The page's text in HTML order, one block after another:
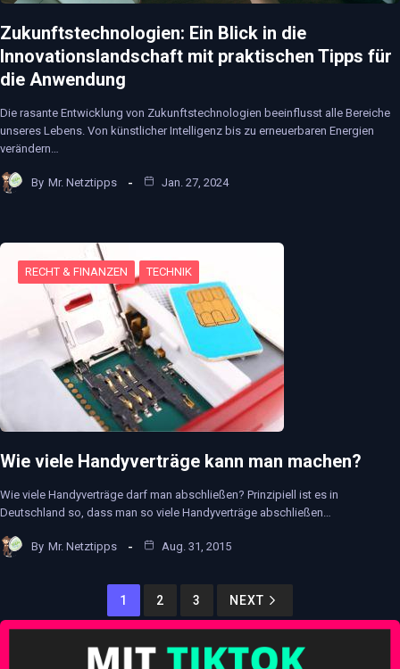
Zukunftstechnologien: Ein Blick in die
Innovationslandschaft mit praktischen Tipps für
die Anwendung
Die rasante Entwicklung von Zukunftstechnologien beeinflusst alle Bereiche
unseres Lebens. Von künstlicher Intelligenz bis zu erneuerbaren Energien
verändern…
By Mr. Netztipps Jan. 27, 2024
RECHT & FINANZEN TECHNIK
Wie viele Handyverträge kann man machen?
Wie viele Handyverträge darf man abschließen? Prinzipiell ist es in
Deutschland so, dass man so viele Handyverträge abschließen…
By Mr. Netztipps Aug. 31, 2015
1 2 3 NEXT